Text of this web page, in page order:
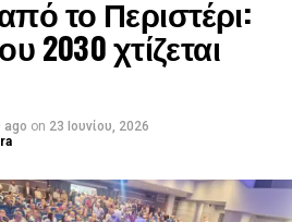
το Περιστέρι:
2030 χτίζεται
ago on 23 Ιουνίου, 2026